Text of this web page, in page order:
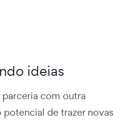
ideias
com outra
de trazer novas